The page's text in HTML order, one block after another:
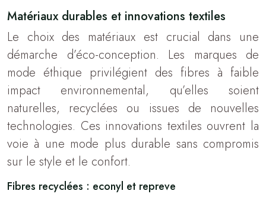
Matériaux durables et innovations textiles
Le choix des matériaux est crucial dans une
démarche d’éco-conception. Les marques de
mode éthique privilégient des fibres à faible
impact environnemental, qu’elles soient
naturelles, recyclées ou issues de nouvelles
technologies. Ces innovations textiles ouvrent la
voie à une mode plus durable sans compromis
sur le style et le confort.
Fibres recyclées : econyl et repreve